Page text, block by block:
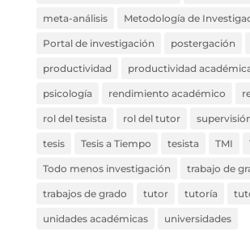
meta-análisis Metodología de
Portal de investigación postergación
productividad productividad
psicología rendimiento académico
rol del tesista rol del tutor
tesis Tesis a Tiempo tesista TMI
Todo menos investigación trabajo de
trabajos de grado tutor tutoría
unidades académicas universidades